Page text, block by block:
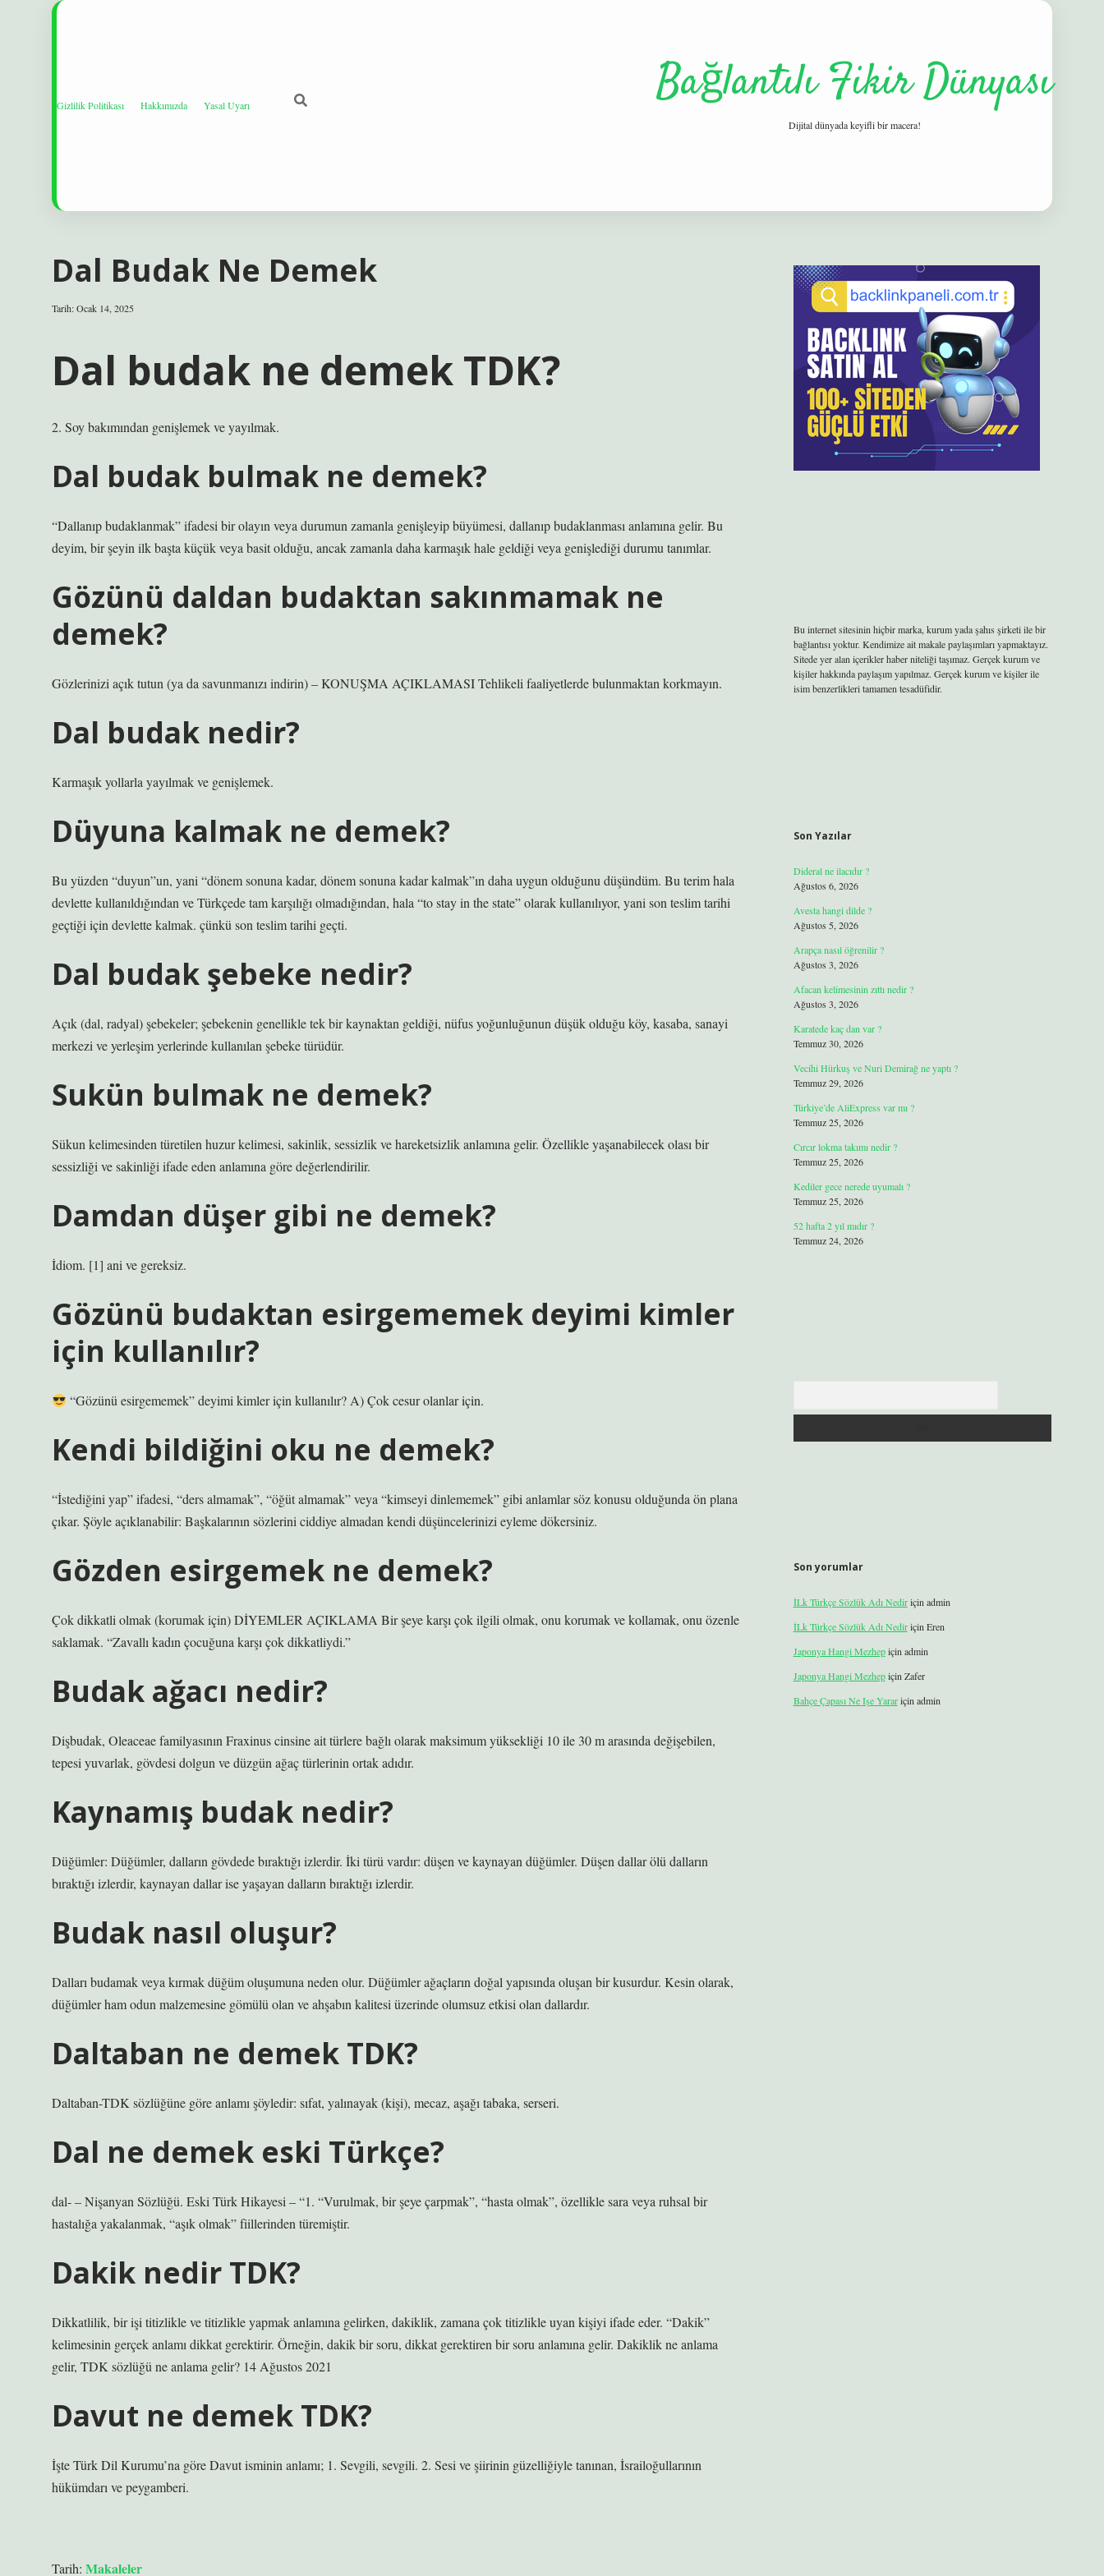
Gizlilik Politikası Hakkımızda Yasal Uyarı Bağlantılı Fikir Dünyası
Dijital dünyada keyifli bir macera!
Dal Budak Ne Demek
Tarih: Ocak 14, 2025
Dal budak ne demek TDK?
2. Soy bakımından genişlemek ve yayılmak.
Dal budak bulmak ne demek?
“Dallanıp budaklanmak” ifadesi bir olayın veya durumun zamanla genişleyip büyümesi, dallanıp budaklanması anlamına gelir. Bu
deyim, bir şeyin ilk başta küçük veya basit olduğu, ancak zamanla daha karmaşık hale geldiği veya genişlediği durumu tanımlar.
Gözünü daldan budaktan sakınmamak ne
demek?
Gözlerinizi açık tutun (ya da savunmanızı indirin) – KONUŞMA AÇIKLAMASI Tehlikeli faaliyetlerde bulunmaktan korkmayın.
Dal budak nedir?
Karmaşık yollarla yayılmak ve genişlemek.
Düyuna kalmak ne demek?
Bu yüzden “duyun”un, yani “dönem sonuna kadar, dönem sonuna kadar kalmak”ın daha uygun olduğunu düşündüm. Bu terim hala
devlette kullanıldığından ve Türkçede tam karşılığı olmadığından, hala “to stay in the state” olarak kullanılıyor, yani son teslim tarihi
geçtiği için devlette kalmak. çünkü son teslim tarihi geçti.
Dal budak şebeke nedir?
Açık (dal, radyal) şebekeler; şebekenin genellikle tek bir kaynaktan geldiği, nüfus yoğunluğunun düşük olduğu köy, kasaba, sanayi
merkezi ve yerleşim yerlerinde kullanılan şebeke türüdür.
Sukün bulmak ne demek?
Sükun kelimesinden türetilen huzur kelimesi, sakinlik, sessizlik ve hareketsizlik anlamına gelir. Özellikle yaşanabilecek olası bir
sessizliği ve sakinliği ifade eden anlamına göre değerlendirilir.
Damdan düşer gibi ne demek?
İdiom. [1] ani ve gereksiz.
Gözünü budaktan esirgememek deyimi kimler
için kullanılır?
“Gözünü esirgememek” deyimi kimler için kullanılır? A) Çok cesur olanlar için.
Kendi bildiğini oku ne demek?
“İstediğini yap” ifadesi, “ders almamak”, “öğüt almamak” veya “kimseyi dinlememek” gibi anlamlar söz konusu olduğunda ön plana
çıkar. Şöyle açıklanabilir: Başkalarının sözlerini ciddiye almadan kendi düşüncelerinizi eyleme dökersiniz.
Gözden esirgemek ne demek?
Çok dikkatli olmak (korumak için) DİYEMLER AÇIKLAMA Bir şeye karşı çok ilgili olmak, onu korumak ve kollamak, onu özenle
saklamak. “Zavallı kadın çocuğuna karşı çok dikkatliydi.”
Budak ağacı nedir?
Dişbudak, Oleaceae familyasının Fraxinus cinsine ait türlere bağlı olarak maksimum yüksekliği 10 ile 30 m arasında değişebilen,
tepesi yuvarlak, gövdesi dolgun ve düzgün ağaç türlerinin ortak adıdır.
Kaynamış budak nedir?
Düğümler: Düğümler, dalların gövdede bıraktığı izlerdir. İki türü vardır: düşen ve kaynayan düğümler. Düşen dallar ölü dalların
bıraktığı izlerdir, kaynayan dallar ise yaşayan dalların bıraktığı izlerdir.
Budak nasıl oluşur?
Dalları budamak veya kırmak düğüm oluşumuna neden olur. Düğümler ağaçların doğal yapısında oluşan bir kusurdur. Kesin olarak,
düğümler ham odun malzemesine gömülü olan ve ahşabın kalitesi üzerinde olumsuz etkisi olan dallardır.
Daltaban ne demek TDK?
Daltaban-TDK sözlüğüne göre anlamı şöyledir: sıfat, yalınayak (kişi), mecaz, aşağı tabaka, serseri.
Dal ne demek eski Türkçe?
dal- – Nişanyan Sözlüğü. Eski Türk Hikayesi – “1. “Vurulmak, bir şeye çarpmak”, “hasta olmak”, özellikle sara veya ruhsal bir
hastalığa yakalanmak, “aşık olmak” fiillerinden türemiştir.
Dakik nedir TDK?
Dikkatlilik, bir işi titizlikle ve titizlikle yapmak anlamına gelirken, dakiklik, zamana çok titizlikle uyan kişiyi ifade eder. “Dakik”
kelimesinin gerçek anlamı dikkat gerektirir. Örneğin, dakik bir soru, dikkat gerektiren bir soru anlamına gelir. Dakiklik ne anlama
gelir, TDK sözlüğü ne anlama gelir? 14 Ağustos 2021
Davut ne demek TDK?
İşte Türk Dil Kurumu’na göre Davut isminin anlamı; 1. Sevgili, sevgili. 2. Sesi ve şiirinin güzelliğiyle tanınan, İsrailoğullarının
hükümdarı ve peygamberi.
Tarih: Makaleler
Bu internet sitesinin hiçbir marka, kurum yada şahıs şirketi ile bir
bağlantısı yoktur. Kendimize ait makale paylaşımları yapmaktayız.
Sitede yer alan içerikler haber niteliği taşımaz. Gerçek kurum ve
kişiler hakkında paylaşım yapılmaz. Gerçek kurum ve kişiler ile
isim benzerlikleri tamamen tesadüfidir.
Son Yazılar
Dideral ne ilacıdır ?
Ağustos 6, 2026
Avesta hangi dilde ?
Ağustos 5, 2026
Arapça nasıl öğrenilir ?
Ağustos 3, 2026
Afacan kelimesinin zıttı nedir ?
Ağustos 3, 2026
Karatede kaç dan var ?
Temmuz 30, 2026
Vecihi Hürkuş ve Nuri Demirağ ne yaptı ?
Temmuz 29, 2026
Türkiye’de AliExpress var mı ?
Temmuz 25, 2026
Cırcır lokma takımı nedir ?
Temmuz 25, 2026
Kediler gece nerede uyumalı ?
Temmuz 25, 2026
52 hafta 2 yıl mıdır ?
Temmuz 24, 2026
Son yorumlar
İLk Türkçe Sözlük Adı Nediriçin admin
İLk Türkçe Sözlük Adı Nediriçin Eren
Japonya Hangi Mezhepiçin admin
Japonya Hangi Mezhepiçin Zafer
Bahçe Çapası Ne Işe Yarariçin admin